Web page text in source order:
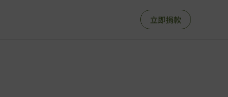
立即捐款